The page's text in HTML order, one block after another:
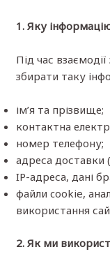
1. Яку
Під час
збирати таку
ім’я та прізвище;
контактна
номер телефону;
адреса доставки
IP-адреса, дані
файли cookie,
використання
2. Як ми